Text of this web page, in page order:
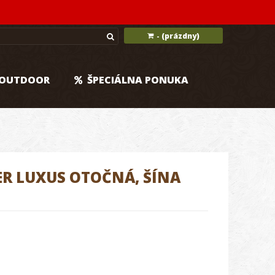
- (prázdny)
ŠPECIÁLNA PONUKA
LUXUS OTOČNÁ, ŠÍNA